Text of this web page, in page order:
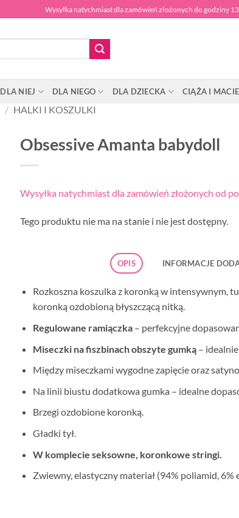
Wysyłka natychmiast dla zamówień złożonych do godziny
DLA NIEJ DLA NIEGO DLA DZIECKA CIĄŻA I
/ HALKI I KOSZULKI
Obsessive Amanta babydoll
Wysyłka natychmiast dla zamówień złożonych od
Tego produktu nie ma na stanie i nie jest dostępny.
OPIS INFORMACJE
Rozkoszna koszulka z koronką w intensywnym,
koronką ozdobioną błyszczącą nitką.
Regulowane ramiączka– perfekcyjne
Miseczki na fiszbinach obszyte gumką– idealnie
Między miseczkami wygodne zapięcie oraz
Na linii biustu dodatkowa gumka – idealne
Brzegi ozdobione koronką.
Gładki tył.
W komplecie seksowne, koronkowe stringi.
Zwiewny, elastyczny materiał (94% poliamid, 6%